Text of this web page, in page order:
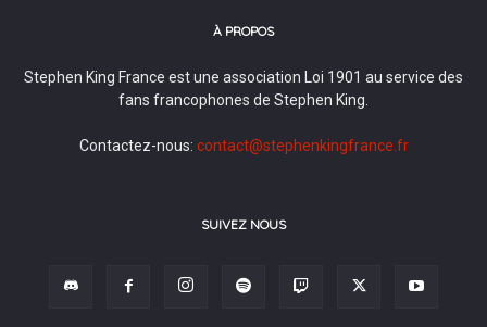
À PROPOS
Stephen King France est une association Loi 1901 au service des
fans francophones de Stephen King.
Contactez-nous: contact@stephenkingfrance.fr
SUIVEZ NOUS